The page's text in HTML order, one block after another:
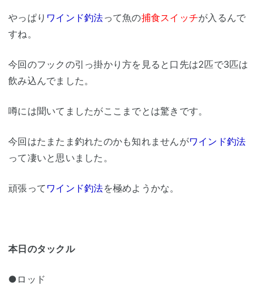
やっぱり ワインド釣法って魚の捕食スイッチが入るんで
すね。
今回のフックの引っ掛かり方を見ると口先は2匹で3匹は
飲み込んでました。
噂には聞いてましたがここまでとは驚きです。
今回はたまたま釣れたのかも知れませんがワインド釣法
って凄いと思いました。
頑張って ワインド釣法を極めようかな。
本日のタックル
●ロッド